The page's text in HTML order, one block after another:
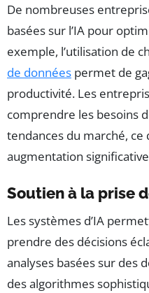
De nombreuses
basées sur l’IA pour
exemple, l’utilisation de
de données permet de
productivité. Les
comprendre les besoins
tendances du marché,
augmentation
Soutien à la prise
Les systèmes d’IA
prendre des décisions
analyses basées sur des
des algorithmes